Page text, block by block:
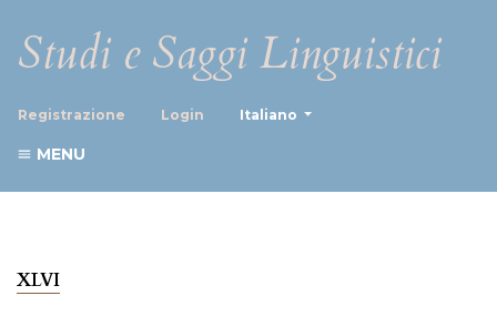
Studi e Saggi Linguistici
Registrazione Login Italiano
MENU
XLVI